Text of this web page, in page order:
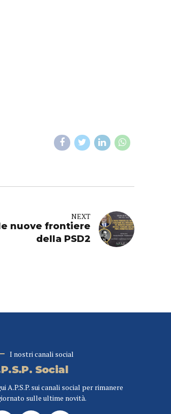
NEXT
nuove frontiere
della PSD2
I nostri canali social
Social
A.P.S.P. sui canali social per rimanere
sulle ultime novità.